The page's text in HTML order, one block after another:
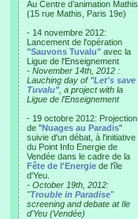
Au Centre d’animation Mathis
(15 rue Mathis, Paris 19e)
- 14 novembre 2012:
Lancement de l'opération
"Sauvons Tuvalu" avec la
Ligue de l'Enseignement
- November 14th, 2012 :
Lauching day of "Let's save
Tuvalu", a project with la
Ligue de l'Enseignement
- 19 octobre 2012: Projection
de "Nuages au Paradis"
suivie d'un débat, à l'initiative
du Point Info Energie de
Vendée dans le cadre de la
Fête de l'Energie de l'île
d'Yeu.
- October 19th, 2012:
"Trouble in Paradise"
screening and debate at Ile
d'Yeu (Vendée)